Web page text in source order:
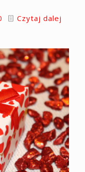
Czytaj dalej